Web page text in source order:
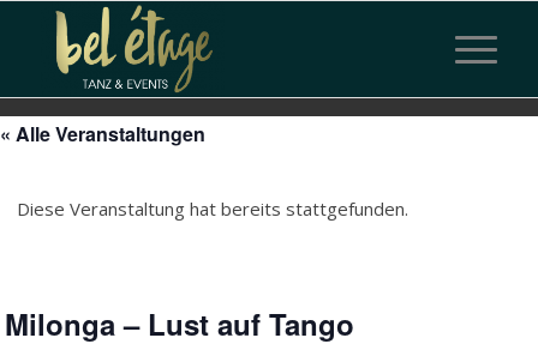
« Alle Veranstaltungen
Diese Veranstaltung hat bereits stattgefunden.
Milonga – Lust auf Tango